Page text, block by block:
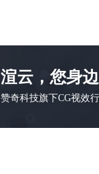
渲云，您身
赞奇科技旗下CG视效